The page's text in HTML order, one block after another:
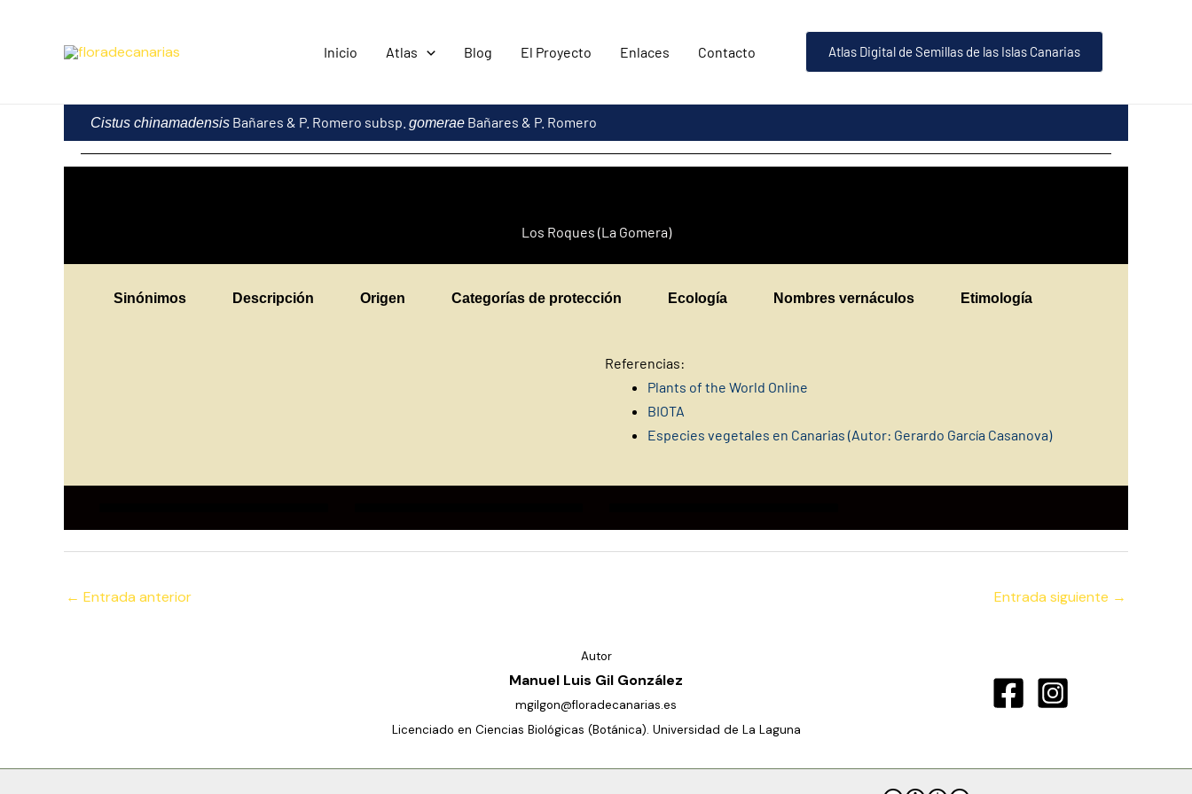
contenido
Inicio Atlas Blog El Proyecto Enlaces Contacto Atlas Digital de Semillas de las Islas Canarias
Cistus chinamadensis Bañares & P. Romero subsp. gomerae Bañares & P. Romero
Los Roques (La Gomera)
Sinónimos Descripción Origen Categorías de protección Ecología Nombres vernáculos Etimología
Referencias:
Plants of the World Online
BIOTA
Especies vegetales en Canarias (Autor: Gerardo García Casanova)
← Entrada anterior Entrada siguiente →
Autor
Manuel Luis Gil González
mgilgon@floradecanarias.es
Licenciado en Ciencias Biológicas (Botánica). Universidad de La Laguna